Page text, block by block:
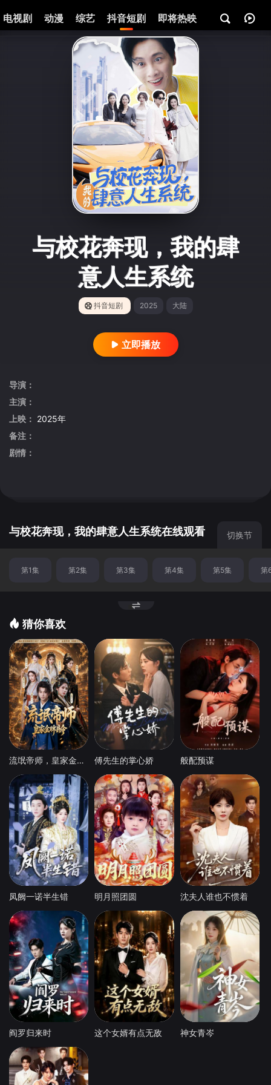
电视剧 动漫 综艺 抖音短剧 即将热映 资讯
与校花奔现，我的肆
意人生系统
抖音短剧 2025 大陆
立即播放
导演：
主演：
上映： 2025年
备注：
剧情：
与校花奔现，我的肆意人生系统在线观看 切换节
第1集 第2集 第3集 第4集 第5集 第
猜你喜欢
流氓帝师，皇家金牌县令 傅先生的掌心娇 般配预谋
凤阙一诺半生错 明月照团圆 沈夫人谁也不惯着
阎罗归来时 这个女婿有点无敌 神女青岑